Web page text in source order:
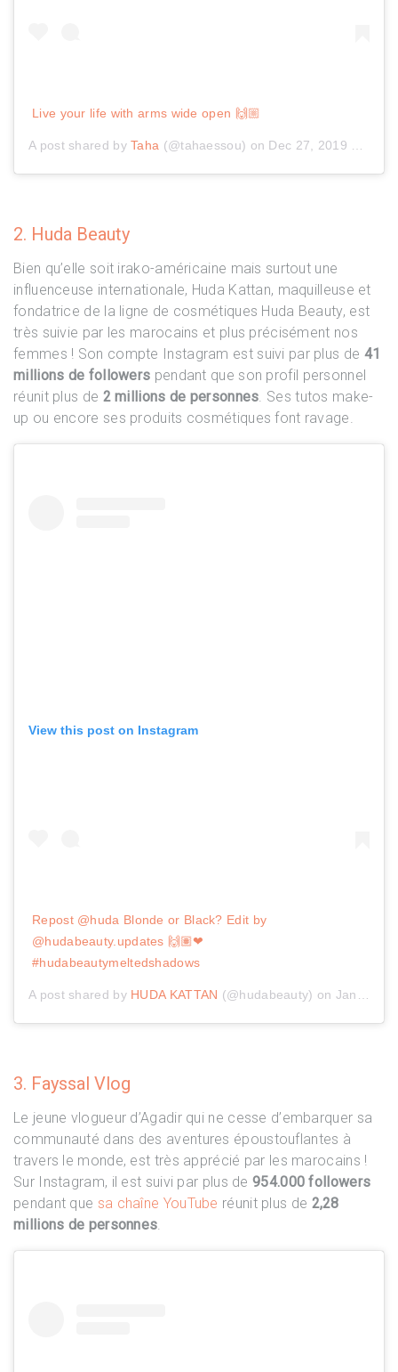
Live your life with arms wide open 🙌🏼
A post shared byTaha (@tahaessou) on Dec 27, 2019 at 9:49am PST
2. Huda Beauty
Bien qu’elle soit irako-américaine mais surtout une
influenceuse internationale, Huda Kattan, maquilleuse et
fondatrice de la ligne de cosmétiques Huda Beauty, est
très suivie par les marocains et plus précisément nos
femmes ! Son compte Instagram est suivi par plus de 41
millions de followers pendant que son profil personnel
réunit plus de 2 millions de personnes . Ses tutos make-
up ou encore ses produits cosmétiques font ravage.
View this post on Instagram
Repost @huda Blonde or Black? Edit by
@hudabeauty.updates 🙌🏽❤
#hudabeautymeltedshadows
A post shared by HUDA KATTAN (@hudabeauty) on Jan 23, 2020 at 3:53am PST
3. Fayssal Vlog
Le jeune vlogueur d’Agadir qui ne cesse d’embarquer sa
communauté dans des aventures époustouflantes à
travers le monde, est très apprécié par les marocains !
Sur Instagram, il est suivi par plus de954.000 followers
pendant que sa chaîne YouTube réunit plus de 2,28
millions de personnes.